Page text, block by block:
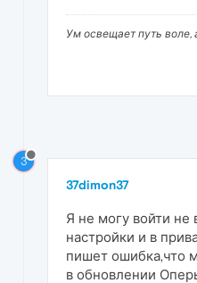
Ум освещает путь воле,
3
37dimon37
Я не могу войти не
настройки и в
пишет ошибка,что
в обновлении